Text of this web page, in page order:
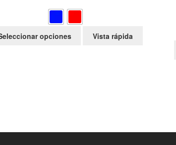
opciones
Este
producto
Vista rápida